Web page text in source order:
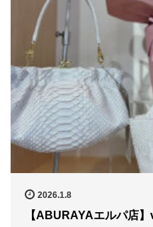
2026.1.8
【ABURAYAエルパ店